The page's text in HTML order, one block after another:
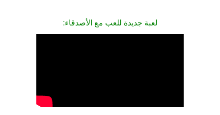
لعبة جديدة للعب مع الأصدقاء: